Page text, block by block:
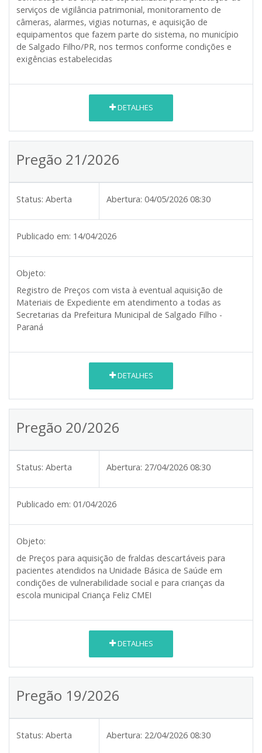
serviços de vigilância patrimonial, monitoramento de
câmeras, alarmes, vigias noturnas, e aquisição de
equipamentos que fazem parte do sistema, no município
de Salgado Filho/PR, nos termos conforme condições e
exigências estabelecidas
DETALHES
Pregão 21/2026
Status: Aberta Abertura: 04/05/2026 08:30
Publicado em: 14/04/2026
Objeto:
Registro de Preços com vista à eventual aquisição de
Materiais de Expediente em atendimento a todas as
Secretarias da Prefeitura Municipal de Salgado Filho -
Paraná
DETALHES
Pregão 20/2026
Status: Aberta Abertura: 27/04/2026 08:30
Publicado em: 01/04/2026
Objeto:
de Preços para aquisição de fraldas descartáveis para
pacientes atendidos na Unidade Básica de Saúde em
condições de vulnerabilidade social e para crianças da
escola municipal Criança Feliz CMEI
DETALHES
Pregão 19/2026
Status: Aberta Abertura: 22/04/2026 08:30